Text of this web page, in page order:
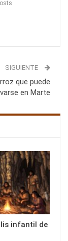
SIGUIENTE
que puede
en Marte
infantil de